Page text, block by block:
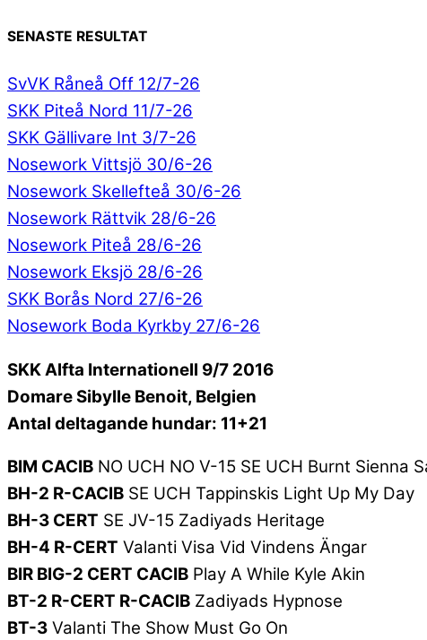
SENASTE RESULTAT
SvVK Råneå Off 12/7-26
SKK Piteå Nord 11/7-26
SKK Gällivare Int 3/7-26
Nosework Vittsjö 30/6-26
Nosework Skellefteå 30/6-26
Nosework Rättvik 28/6-26
Nosework Piteå 28/6-26
Nosework Eksjö 28/6-26
SKK Borås Nord 27/6-26
Nosework Boda Kyrkby 27/6-26
SKK Alfta Internationell 9/7 2016
Domare Sibylle Benoit, Belgien
Antal deltagande hundar: 11+21
BIM CACIB NO UCH NO V-15 SE UCH Burnt Sienna
BH-2 R-CACIB SE UCH Tappinskis Light Up My Day
BH-3 CERT SE JV-15 Zadiyads Heritage
BH-4 R-CERT Valanti Visa Vid Vindens Ängar
BIR BIG-2 CERT CACIB Play A While Kyle Akin
BT-2 R-CERT R-CACIB Zadiyads Hypnose
BT-3 Valanti The Show Must Go On